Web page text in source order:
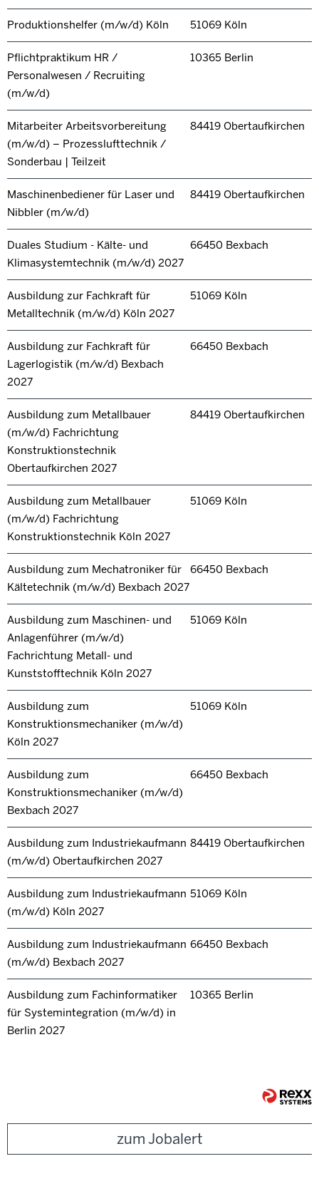
Produktionshelfer (m/w/d) Köln 51069 Köln
Pflichtpraktikum HR /
Personalwesen / Recruiting
(m/w/d)
10365 Berlin
Mitarbeiter Arbeitsvorbereitung
(m/w/d) – Prozesslufttechnik /
Sonderbau | Teilzeit
84419 Obertaufkirchen
Maschinenbediener für Laser und
Nibbler (m/w/d)
84419 Obertaufkirchen
Duales Studium - Kälte- und
Klimasystemtechnik (m/w/d) 2027
66450 Bexbach
Ausbildung zur Fachkraft für
Metalltechnik (m/w/d) Köln 2027
51069 Köln
Ausbildung zur Fachkraft für
Lagerlogistik (m/w/d) Bexbach
2027
66450 Bexbach
Ausbildung zum Metallbauer
(m/w/d) Fachrichtung
Konstruktionstechnik
Obertaufkirchen 2027
84419 Obertaufkirchen
Ausbildung zum Metallbauer
(m/w/d) Fachrichtung
Konstruktionstechnik Köln 2027
51069 Köln
Ausbildung zum Mechatroniker für
Kältetechnik (m/w/d) Bexbach 2027
66450 Bexbach
Ausbildung zum Maschinen- und
Anlagenführer (m/w/d)
Fachrichtung Metall- und
Kunststofftechnik Köln 2027
51069 Köln
Ausbildung zum
Konstruktionsmechaniker (m/w/d)
Köln 2027
51069 Köln
Ausbildung zum
Konstruktionsmechaniker (m/w/d)
Bexbach 2027
66450 Bexbach
Ausbildung zum Industriekaufmann
(m/w/d) Obertaufkirchen 2027
84419 Obertaufkirchen
Ausbildung zum Industriekaufmann
(m/w/d) Köln 2027
51069 Köln
Ausbildung zum Industriekaufmann
(m/w/d) Bexbach 2027
66450 Bexbach
Ausbildung zum Fachinformatiker
für Systemintegration (m/w/d) in
Berlin 2027
10365 Berlin
zum Jobalert